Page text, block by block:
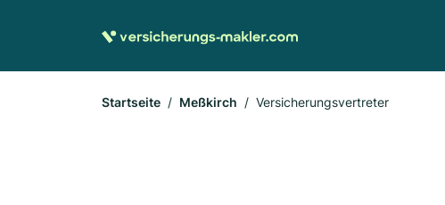
Startseite Meßkirch Versicherungsvertreter